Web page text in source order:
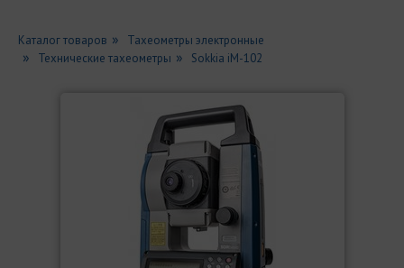
Каталог товаров
Тахеометры электронные
Технические тахеометры
Sokkia iM-102